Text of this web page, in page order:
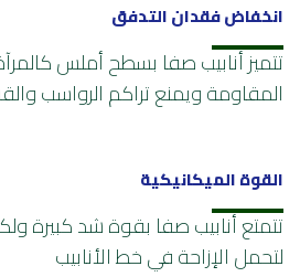
انخفاض فقدان التدفق
تتميز أنابيب صفا بسطح أملس
المقاومة ويمنع تراكم الرواسب
القوة الميكانيكية
تتمتع أنابيب صفا بقوة شد كبيرة
لتحمل الإزاحة في خط الأنابيب